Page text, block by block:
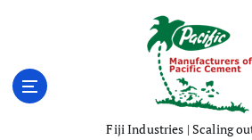
Fiji Industries | Scaling